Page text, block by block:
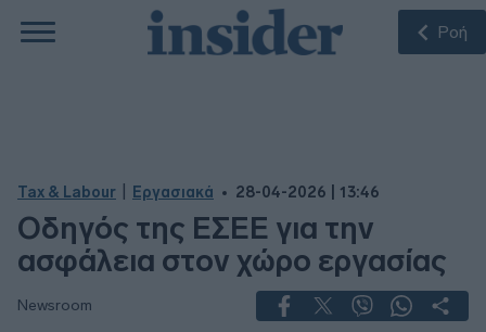
Ροή
Tax & Labour Εργασιακά 28-04-2026 | 13:46
Οδηγός της ΕΣΕΕ για την
ασφάλεια στον χώρο εργασίας
Newsroom